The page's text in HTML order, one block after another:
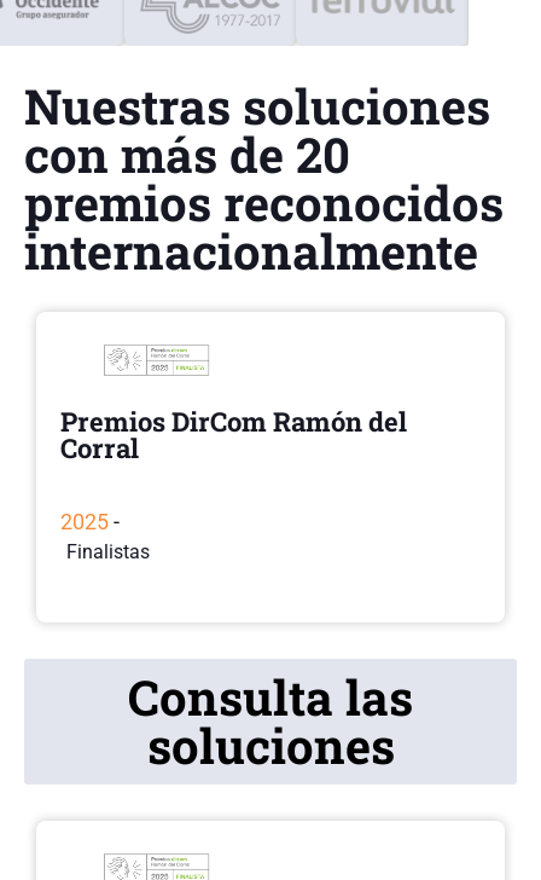
Nuestras soluciones
con más de 20
premios reconocidos
internacionalmente
Premios DirCom Ramón del
Corral
2025-
Finalistas
Consulta las
soluciones